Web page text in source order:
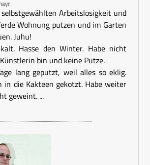
selbstgewählten Arbeitslosigkeit und
Wohnung putzen und im Garten
Juhu!
Hasse den Winter. Habe nicht
bin und keine Putze.
lang geputzt, weil alles so eklig.
in die Kakteen gekotzt. Habe weiter
geweint. ...